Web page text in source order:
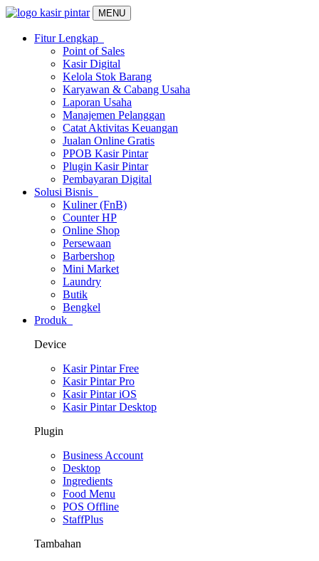
MENU
Fitur Lengkap
Point of Sales
Kasir Digital
Kelola Stok Barang
Karyawan & Cabang Usaha
Laporan Usaha
Manajemen Pelanggan
Catat Aktivitas Keuangan
Jualan Online Gratis
PPOB Kasir Pintar
Plugin Kasir Pintar
Pembayaran Digital
Solusi Bisnis
Kuliner (FnB)
Counter HP
Online Shop
Persewaan
Barbershop
Mini Market
Laundry
Butik
Bengkel
Produk
Device
Kasir Pintar Free
Kasir Pintar Pro
Kasir Pintar iOS
Kasir Pintar Desktop
Plugin
Business Account
Desktop
Ingredients
Food Menu
POS Offline
StaffPlus
Tambahan